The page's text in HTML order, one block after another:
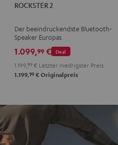
2
ROCKSTER 2
Der beeindruckendste Bluetooth-
Speaker Europas
Deal
1.099,99 €
1.199, 99 € Letzter niedrigster Preis
1.199,99 € Originalpreis